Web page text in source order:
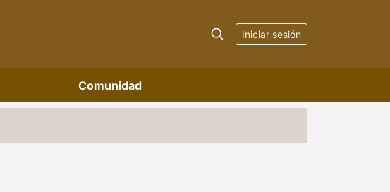
Iniciar sesión
Comunidad